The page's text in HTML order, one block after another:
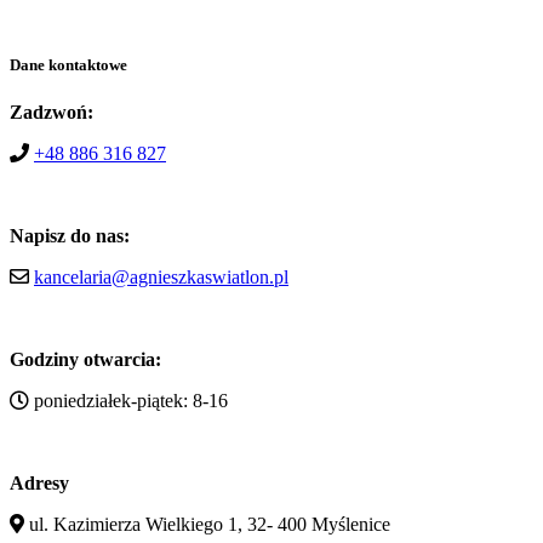
Dane kontaktowe
Zadzwoń:
+48 886 316 827
Napisz do nas:
kancelaria@agnieszkaswiatlon.pl
Godziny otwarcia:
poniedziałek-piątek: 8-16
Adresy
ul. Kazimierza Wielkiego 1, 32- 400 Myślenice